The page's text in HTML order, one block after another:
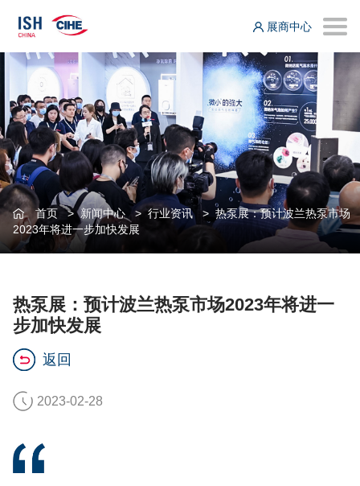
展商中心
首页>新闻中心>行业资讯> 热泵展：预计波兰热泵市场
2023年将进一步加快发展
热泵展：预计波兰热泵市场2023年将进一
步加快发展
返回
2023-02-28